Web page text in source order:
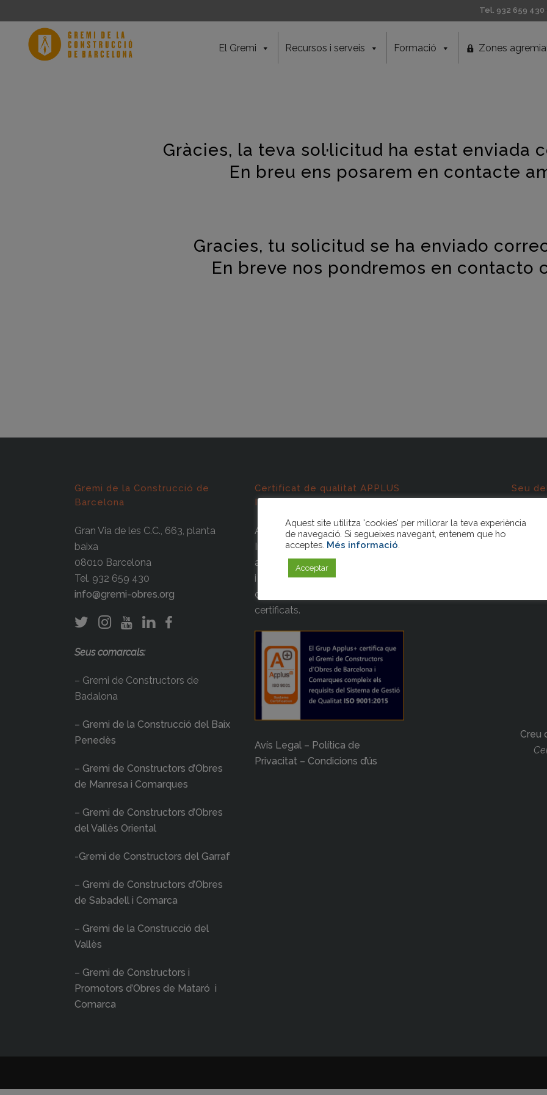
Tel. 932 659 430
El Gremi Recursos i serveis Formació Zones
Gràcies, la teva sol·licitud ha estat enviada
En breu ens posarem en contacte
Gracies, tu solicitud se ha enviado
En breve nos pondremos en contacto
Gremi de la Construcció de
Barcelona
Gran Via de les C.C., 663, planta
baixa
08010 Barcelona
Tel. 932 659 430
info@gremi-obres.org
Seus comarcals:
– Gremi de Constructors de
Badalona
– Gremi de la Construcció del Baix
Penedès
– Gremi de Constructors d’Obres
de Manresa i Comarques
– Gremi de Constructors d’Obres
del Vallès Oriental
-Gremi de Constructors del Garraf
– Gremi de Constructors d’Obres
de Sabadell i Comarca
– Gremi de la Construcció del
Vallès
– Gremi de Constructors i
Promotors d’Obres de Mataró i
Comarca
Certificat de qualitat APPLUS
ISO 9001
Abast de la certificació:
Informació i assessorament als
agremiats, Assessorament jurídic
i laboral, Formació continuada i
ocupacional, Gestió de tràmits i
certificats.
Avís Legal – Política de
Privacitat – Condicions d’ús
Seu
Creu
Aquest site utilitza 'cookies' per millorar la teva experiència
de navegació. Si segueixes navegant, entenem que ho
acceptes. Més informació
Acceptar